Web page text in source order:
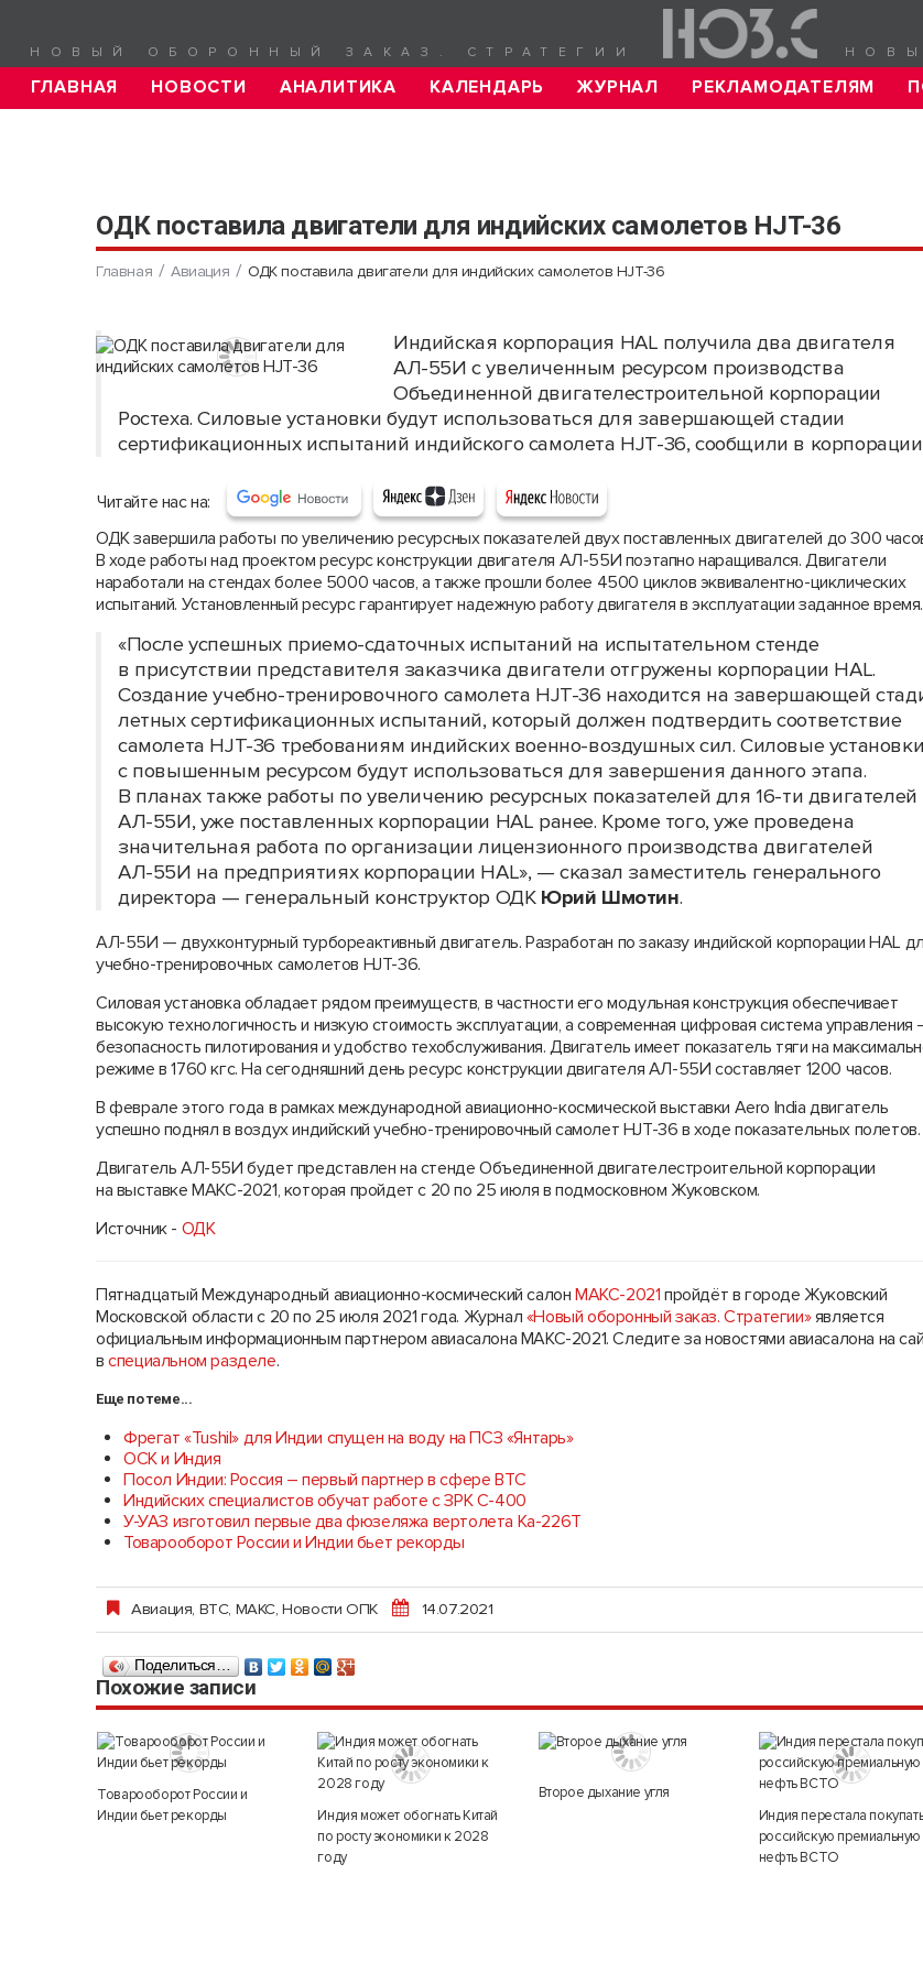
НОВЫЙ ОБОРОННЫЙ ЗАКАЗ. СТРАТЕГИИ
ГЛАВНАЯ НОВОСТИ АНАЛИТИКА КАЛЕНДАРЬ ЖУРНАЛ РЕКЛАМОДАТЕЛЯМ
ОДК поставила двигатели для индийских самолетов HJT-36
Главная Авиация ОДК поставила двигатели для индийских самолетов HJT-36
Индийская корпорация HAL получила два двигателя
АЛ-55И с увеличенным ресурсом производства
Объединенной двигателестроительной корпорации
Ростеха. Силовые установки будут использоваться для завершающей стадии
сертификационных испытаний индийского самолета HJT-36, сообщили в
Читайте нас на:
ОДК завершила работы по увеличению ресурсных показателей двух поставленных двигателей до 300
В ходе работы над проектом ресурс конструкции двигателя АЛ-55И поэтапно наращивался. Двигатели
наработали на стендах более 5000 часов, а также прошли более 4500 циклов эквивалентно-циклических
испытаний. Установленный ресурс гарантирует надежную работу двигателя в эксплуатации заданное время.
«После успешных приемо-сдаточных испытаний на испытательном стенде
в присутствии представителя заказчика двигатели отгружены корпорации HAL.
Создание учебно-тренировочного самолета HJT-36 находится на завершающей
летных сертификационных испытаний, который должен подтвердить соответствие
самолета HJT-36 требованиям индийских военно-воздушных сил. Силовые установки
с повышенным ресурсом будут использоваться для завершения данного этапа.
В планах также работы по увеличению ресурсных показателей для 16-ти двигателей
АЛ-55И, уже поставленных корпорации HAL ранее. Кроме того, уже проведена
значительная работа по организации лицензионного производства двигателей
АЛ-55И на предприятиях корпорации HAL», — сказал заместитель генерального
директора — генеральный конструктор ОДК Юрий Шмотин.
АЛ-55И — двухконтурный турбореактивный двигатель. Разработан по заказу индийской корпорации HAL
учебно-тренировочных самолетов HJT-36.
Силовая установка обладает рядом преимуществ, в частности его модульная конструкция обеспечивает
высокую технологичность и низкую стоимость эксплуатации, а современная цифровая система управления
безопасность пилотирования и удобство техобслуживания. Двигатель имеет показатель тяги на
режиме в 1760 кгс. На сегодняшний день ресурс конструкции двигателя АЛ-55И составляет 1200 часов.
В феврале этого года в рамках международной авиационно-космической выставки Aero India двигатель
успешно поднял в воздух индийский учебно-тренировочный самолет HJT-36 в ходе показательных полетов.
Двигатель АЛ-55И будет представлен на стенде Объединенной двигателестроительной корпорации
на выставке МАКС-2021, которая пройдет с 20 по 25 июля в подмосковном Жуковском.
Источник - ОДК
Пятнадцатый Международный авиационно-космический салонМАКС-2021 пройдёт в городе Жуковский
Московской области с 20 по 25 июля 2021 года. Журнал «Новый оборонный заказ. Стратегии»является
официальным информационным партнером авиасалона МАКС-2021. Следите за новостями авиасалона на
вспециальном разделе.
Еще по теме...
Фрегат «Tushil» для Индии спущен на воду на ПСЗ «Янтарь»
ОСК и Индия
Посол Индии: Россия – первый партнер в сфере ВТС
Индийских специалистов обучат работе с ЗРК С-400
У-УАЗ изготовил первые два фюзеляжа вертолета Ка-226Т
Товарооборот России и Индии бьет рекорды
Авиация, ВТС, МАКС,Новости ОПК 14.07.2021
Поделиться…
Похожие записи
Товарооборот России и
Индии бьет рекорды
Индия может обогнать Китай
по росту экономики к 2028
году
Второе дыхание угля
Индия перестала
российскую премиальную
нефть ВСТО